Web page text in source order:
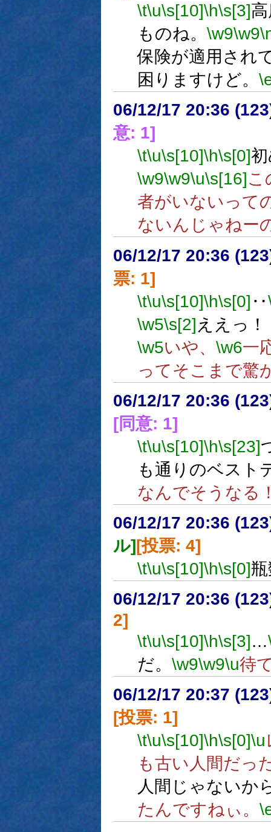
\t\u\s[10]\h\s[3]
ものね。 \w9\w9
保険が適用され
困りますけど。
06/12/17 20:36
意: 1]
\t\u\s[10]\h\s[0]
\w9\w9\u\s[16] こ
者がいないって
ないんじゃねー
06/12/17 20:36
票: 1]
\t\u\s[10]\h\s[0] ‥
\w5\s[2] ええっ！
\w5いや、 \w6一
ってそこまで驚
06/12/17 20:36
[同意: 1]
\t\u\s[10]\h\s[23]
も通りのベスト
なんでそうなる
06/12/17 20:36
ル][投票: 4]
\t\u\s[10]\h\s[0]
06/12/17 20:36
2]
\t\u\s[10]\h\s[3]…
だ。 \w9\w9\u待
06/12/17 20:37
[投票: 1]
\t\u\s[10]\h\s[0]\u
も古い人間だっ
人間じゃないか
たんですねぃ。